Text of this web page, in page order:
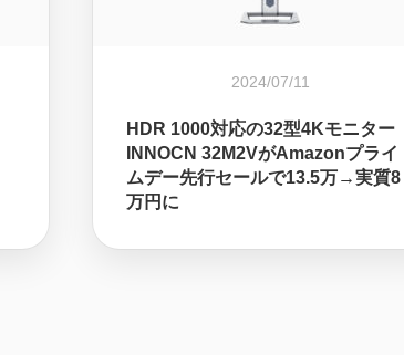
2024/07/11
HDR 1000対応の32型4Kモニター
INNOCN 32M2VがAmazonプライ
ムデー先行セールで13.5万→実質8
万円に